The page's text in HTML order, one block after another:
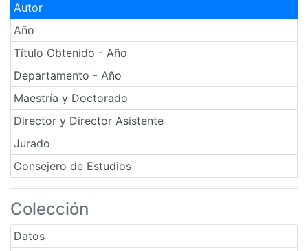
Autor
Año
Título Obtenido - Año
Departamento - Año
Maestría y Doctorado
Director y Director Asistente
Jurado
Consejero de Estudios
Colección
Datos